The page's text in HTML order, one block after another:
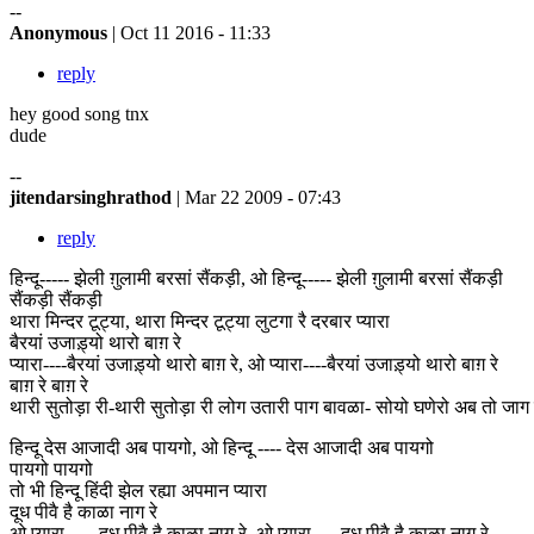
--
Anonymous | Oct 11 2016 - 11:33
reply
hey good song tnx
dude
--
jitendarsinghrathod | Mar 22 2009 - 07:43
reply
हिन्दू----- झेली ग़ुलामी बरसां सैंकड़ी, ओ हिन्दू----- झेली ग़ुलामी बरसां सैंकड़ी
सैंकड़ी सैंकड़ी
थारा मिन्दर टूट्या, थारा मिन्दर टूट्या लुटगा रै दरबार प्यारा
बैरयां उजाड़्यो थारो बाग़ रे
प्यारा----बैरयां उजाड़्यो थारो बाग़ रे, ओ प्यारा----बैरयां उजाड़्यो थारो बाग़ रे
बाग़ रे बाग़ रे
थारी सुतोड़ा री-थारी सुतोड़ा री लोग उतारी पाग बावळा- सोयो घणेरो अब तो जाग
हिन्दू देस आजादी अब पायगो, ओ हिन्दू ---- देस आजादी अब पायगो
पायगो पायगो
तो भी हिन्दू हिंदी झेल रह्या अपमान प्यारा
दूध पीवै है काळा नाग रे